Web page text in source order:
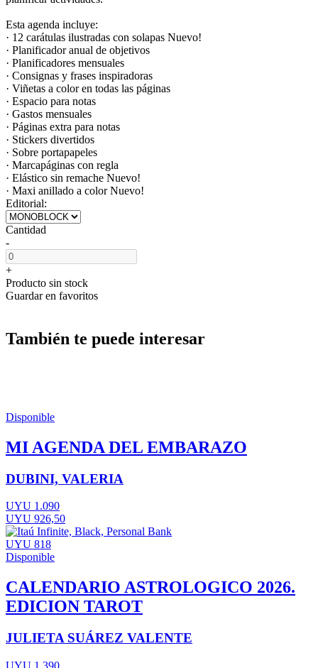
Esta agenda incluye:
· 12 carátulas ilustradas con solapas Nuevo!
· Planificador anual de objetivos
· Planificadores mensuales
· Consignas y frases inspiradoras
· Viñetas a color en todas las páginas
· Espacio para notas
· Gastos mensuales
· Páginas extra para notas
· Stickers divertidos
· Sobre portapapeles
· Marcapáginas con regla
· Elástico sin remache Nuevo!
· Maxi anillado a color Nuevo!
Editorial:
Cantidad
-
+
Producto sin stock
Guardar en favoritos
También te puede interesar
Disponible
MI AGENDA DEL EMBARAZO
DUBINI, VALERIA
UYU 1.090
UYU 926,50
UYU 818
Disponible
CALENDARIO ASTROLOGICO 2026.
EDICION TAROT
JULIETA SUÁREZ VALENTE
UYU 1.390